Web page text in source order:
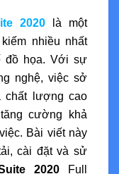
2020là một
nhiều nhất
đồ họa. Với sự
nghệ, việc sở
chất lượng cao
cường khả
Bài viết này
cài đặt và sử
2020 Full